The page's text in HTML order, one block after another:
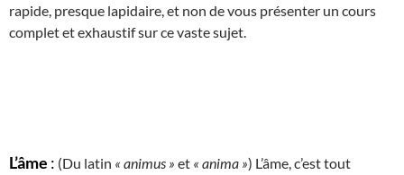
rapide, presque lapidaire, et non de vous présenter un cours
complet et exhaustif sur ce vaste sujet.
L’âme : (Du latin « animus » et « anima ») L’âme, c’est tout